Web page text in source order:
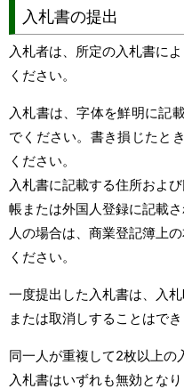
入札書の提出
入札者は、所定の入札書に
ください。
入札書は、字体を鮮明に記
でください。書き損じたと
ください。
入札書に記載する住所およ
帳または外国人登録に記載
人の場合は、商業登記簿上
ください。
一度提出した入札書は、入
または取消しすることはでき
同一人が重複して2枚以上の
入札書はいずれも無効となり